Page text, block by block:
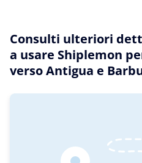
Consulti ulteriori
a usare Shiplemon
verso Antigua e